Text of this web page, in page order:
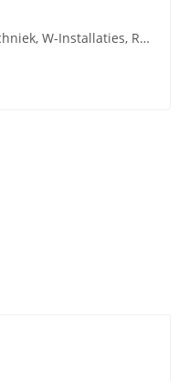
Elektrotechniek, Installatietechniek, W-Installaties, Rijbewijs